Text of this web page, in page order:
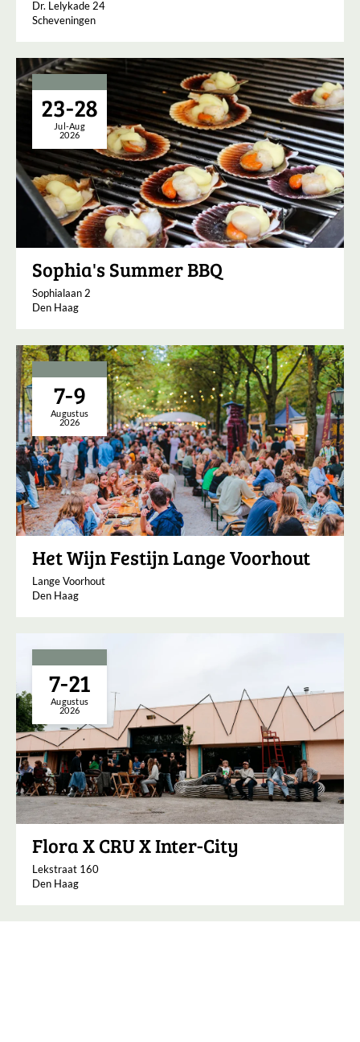
Dr. Lelykade 24
Scheveningen
23-28
Jul-Aug
2026
Sophia's Summer BBQ
Sophialaan 2
Den Haag
7-9
Augustus
2026
Het Wijn Festijn Lange Voorhout
Lange Voorhout
Den Haag
7-21
Augustus
2026
Flora X CRU X Inter-City
Lekstraat 160
Den Haag